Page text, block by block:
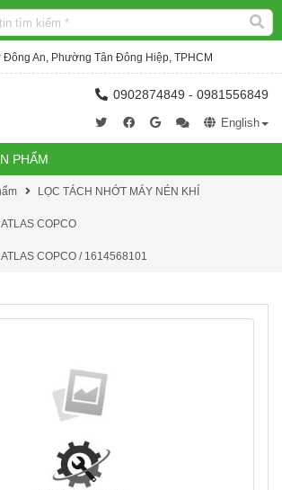
An, Phường Tân Đông Hiệp, TPHCM
0902874849 - 0981556849
English
PHẨM
LỌC TÁCH NHỚT MÁY NÉN KHÍ
COPCO
COPCO / 1614568101